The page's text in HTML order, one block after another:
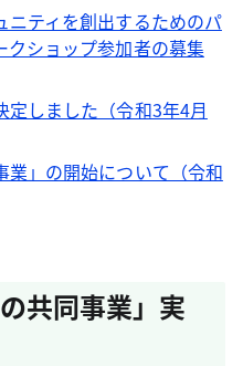
ニティを創出するためのパ
クショップ参加者の募集
しました（令和3年4月
業」の開始について（令和
共同事業」実